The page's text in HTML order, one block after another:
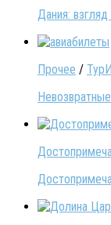
Дания: взгляд
Прочее /